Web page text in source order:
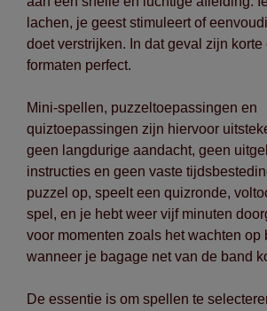
lachen, je geest stimuleert of
doet verstrijken. In dat geval zijn korte
formaten perfect.
Mini-spellen, puzzeltoepassingen en
quiztoepassingen zijn hiervoor
geen langdurige aandacht, geen
instructies en geen vaste
puzzel op, speelt een quizronde,
spel, en je hebt weer vijf minuten
voor momenten zoals het wachten op
wanneer je bagage net van de band
De essentie is om spellen te